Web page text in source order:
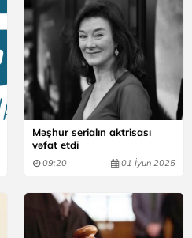
Məşhur serialın aktrisası
vəfat etdi
09:20 01 İyun 2025